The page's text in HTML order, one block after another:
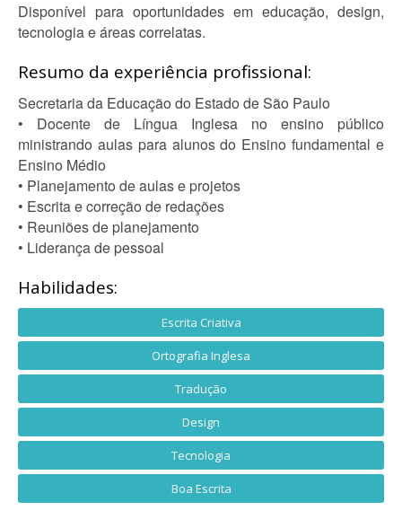
Disponível para oportunidades em educação, design,
tecnologia e áreas correlatas.
Resumo da experiência profissional:
Secretaria da Educação do Estado de São Paulo
• Docente de Língua Inglesa no ensino público
ministrando aulas para alunos do Ensino fundamental e
Ensino Médio
• Planejamento de aulas e projetos
• Escrita e correção de redações
• Reuniões de planejamento
• Liderança de pessoal
Habilidades:
Escrita Criativa
Ortografia Inglesa
Tradução
Design
Tecnologia
Boa Escrita